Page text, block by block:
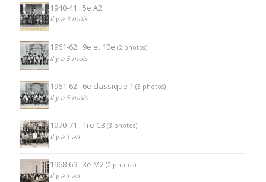
1940-41 : 5e A2
Il y a 3 mois
1961-62 : 9e et 10e (2 photos)
Il y a 5 mois
1961-62 : 6e classique 1 (3 photos)
Il y a 5 mois
1970-71 : 1re C3 (3 photos)
Il y a 1 an
1968-69 : 3e M2 (2 photos)
Il y a 1 an